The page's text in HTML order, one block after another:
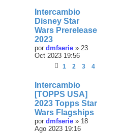
Intercambio
Disney Star
Wars Prerelease
2023
por dmfserie » 23
Oct 2023 19:56
1 2 3 4
Intercambio
[TOPPS USA]
2023 Topps Star
Wars Flagships
por dmfserie » 18
Ago 2023 19:16